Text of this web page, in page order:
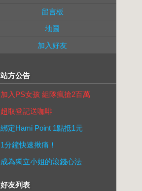
留言板
地圖
加入好友
站方公告
加入PS女孩 組隊瘋搶2百萬
超取登記送咖啡
綁定Hami Point 1點抵1元
1分鐘快速揪痛！
成為獨立小姐的滾錢心法
好友列表